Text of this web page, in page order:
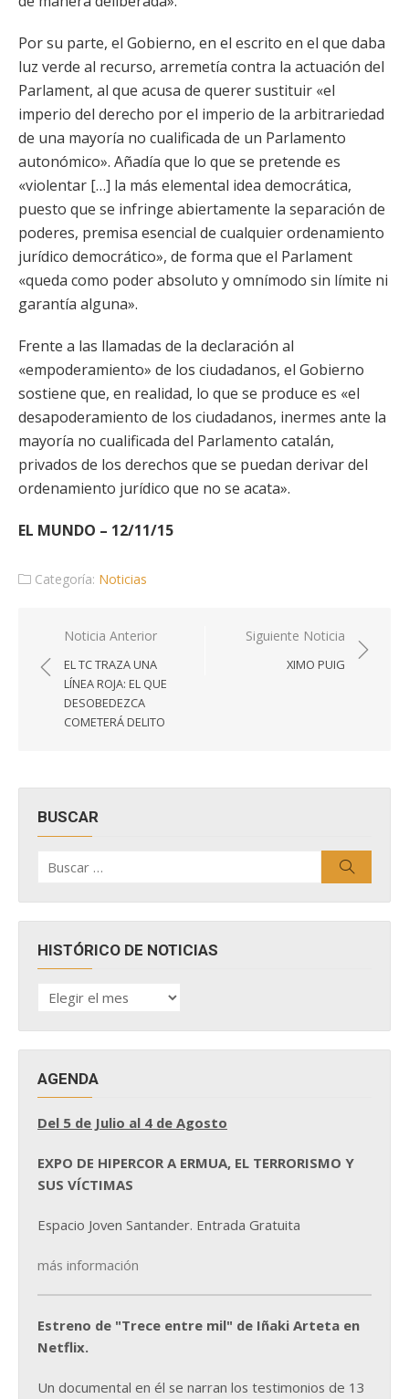
Por su parte, el Gobierno, en el escrito en el que daba
luz verde al recurso, arremetía contra la actuación del
Parlament, al que acusa de querer sustituir «el
imperio del derecho por el imperio de la arbitrariedad
de una mayoría no cualificada de un Parlamento
autonómico». Añadía que lo que se pretende es
«violentar […] la más elemental idea democrática,
puesto que se infringe abiertamente la separación de
poderes, premisa esencial de cualquier ordenamiento
jurídico democrático», de forma que el Parlament
«queda como poder absoluto y omnímodo sin límite ni
garantía alguna».
Frente a las llamadas de la declaración al
«empoderamiento» de los ciudadanos, el Gobierno
sostiene que, en realidad, lo que se produce es «el
desapoderamiento de los ciudadanos, inermes ante la
mayoría no cualificada del Parlamento catalán,
privados de los derechos que se puedan derivar del
ordenamiento jurídico que no se acata».
EL MUNDO – 12/11/15
Categoría: Noticias
Navegación
de
entradas
Noticia Anterior
EL TC TRAZA UNA
LÍNEA ROJA: EL QUE
DESOBEDEZCA
COMETERÁ DELITO
Siguiente Noticia
XIMO PUIG
BUSCAR
por:
HISTÓRICO DE NOTICIAS
HISTÓRICO
DE
AGENDA
Del 5 de Julio al 4 de Agosto
EXPO DE HIPERCOR A ERMUA, EL TERRORISMO Y
SUS VÍCTIMAS
Espacio Joven Santander. Entrada Gratuita
más información
Estreno de "Trece entre mil" de Iñaki Arteta en
Netflix.
Un documental en él se narran los testimonios de 13